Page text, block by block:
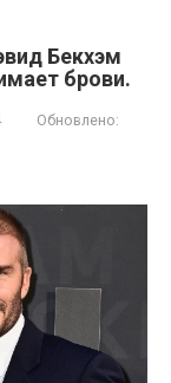
Бекхэм
брови.
Обновлено: